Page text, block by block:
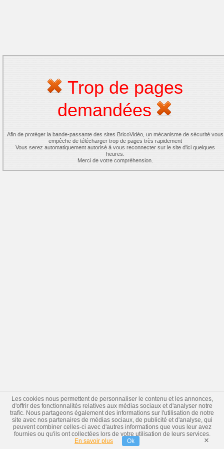
Trop de pages
demandées
Afin de protéger la bande-passante des sites BricoVidéo, un mécanisme de sécurité vous
empêche de télécharger trop de pages très rapidement
Vous serez automatiquement autorisé à vous reconnecter sur le site d'ici quelques
heures.
Merci de votre compréhension.
Les cookies nous permettent de personnaliser le contenu et les annonces,
d'offrir des fonctionnalités relatives aux médias sociaux et d'analyser notre
trafic. Nous partageons également des informations sur l'utilisation de notre
site avec nos partenaires de médias sociaux, de publicité et d'analyse, qui
peuvent combiner celles-ci avec d'autres informations que vous leur avez
fournies ou qu'ils ont collectées lors de votre utilisation de leurs services.
En savoir plus
Ok ×